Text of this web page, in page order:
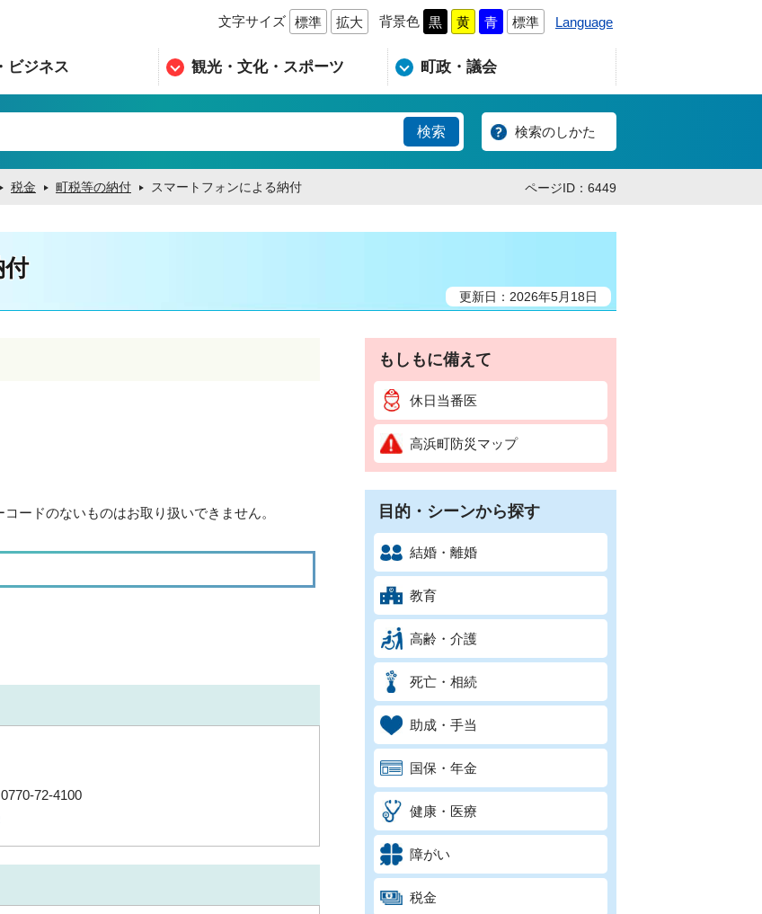
文字サイズ 標準 拡大 背景色 黒 黄 青 標準 Language
ビジネス 観光・文化・スポーツ 町政・議会
検索のしかた
税金 町税等の納付 スマートフォンによる納付 ページID：6449
更新日：2026年5月18日
ードのないものはお取り扱いできません。
72-4100
もしもに備えて
休日当番医
高浜町防災マップ
目的・シーンから探す
結婚・離婚
教育
高齢・介護
死亡・相続
助成・手当
国保・年金
健康・医療
障がい
税金